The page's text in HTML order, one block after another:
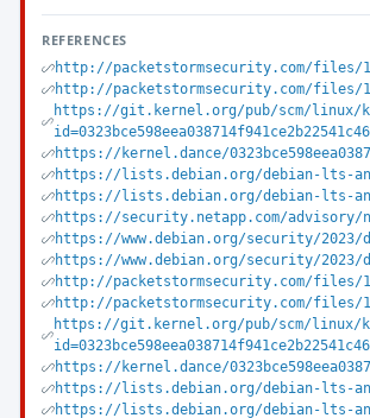
REFERENCES
http://packetstormsecurity.com/files/
http://packetstormsecurity.com/files/
https://git.kernel.org/pub/scm/
https://kernel.dance/
https://lists.debian.org/debian-lts-
https://lists.debian.org/debian-lts-
https://security.netapp.com/advisory/
https://www.debian.org/security/2023/
https://www.debian.org/security/2023/
http://packetstormsecurity.com/files/
http://packetstormsecurity.com/files/
https://git.kernel.org/pub/scm/
https://kernel.dance/
https://lists.debian.org/debian-lts-
https://lists.debian.org/debian-lts-